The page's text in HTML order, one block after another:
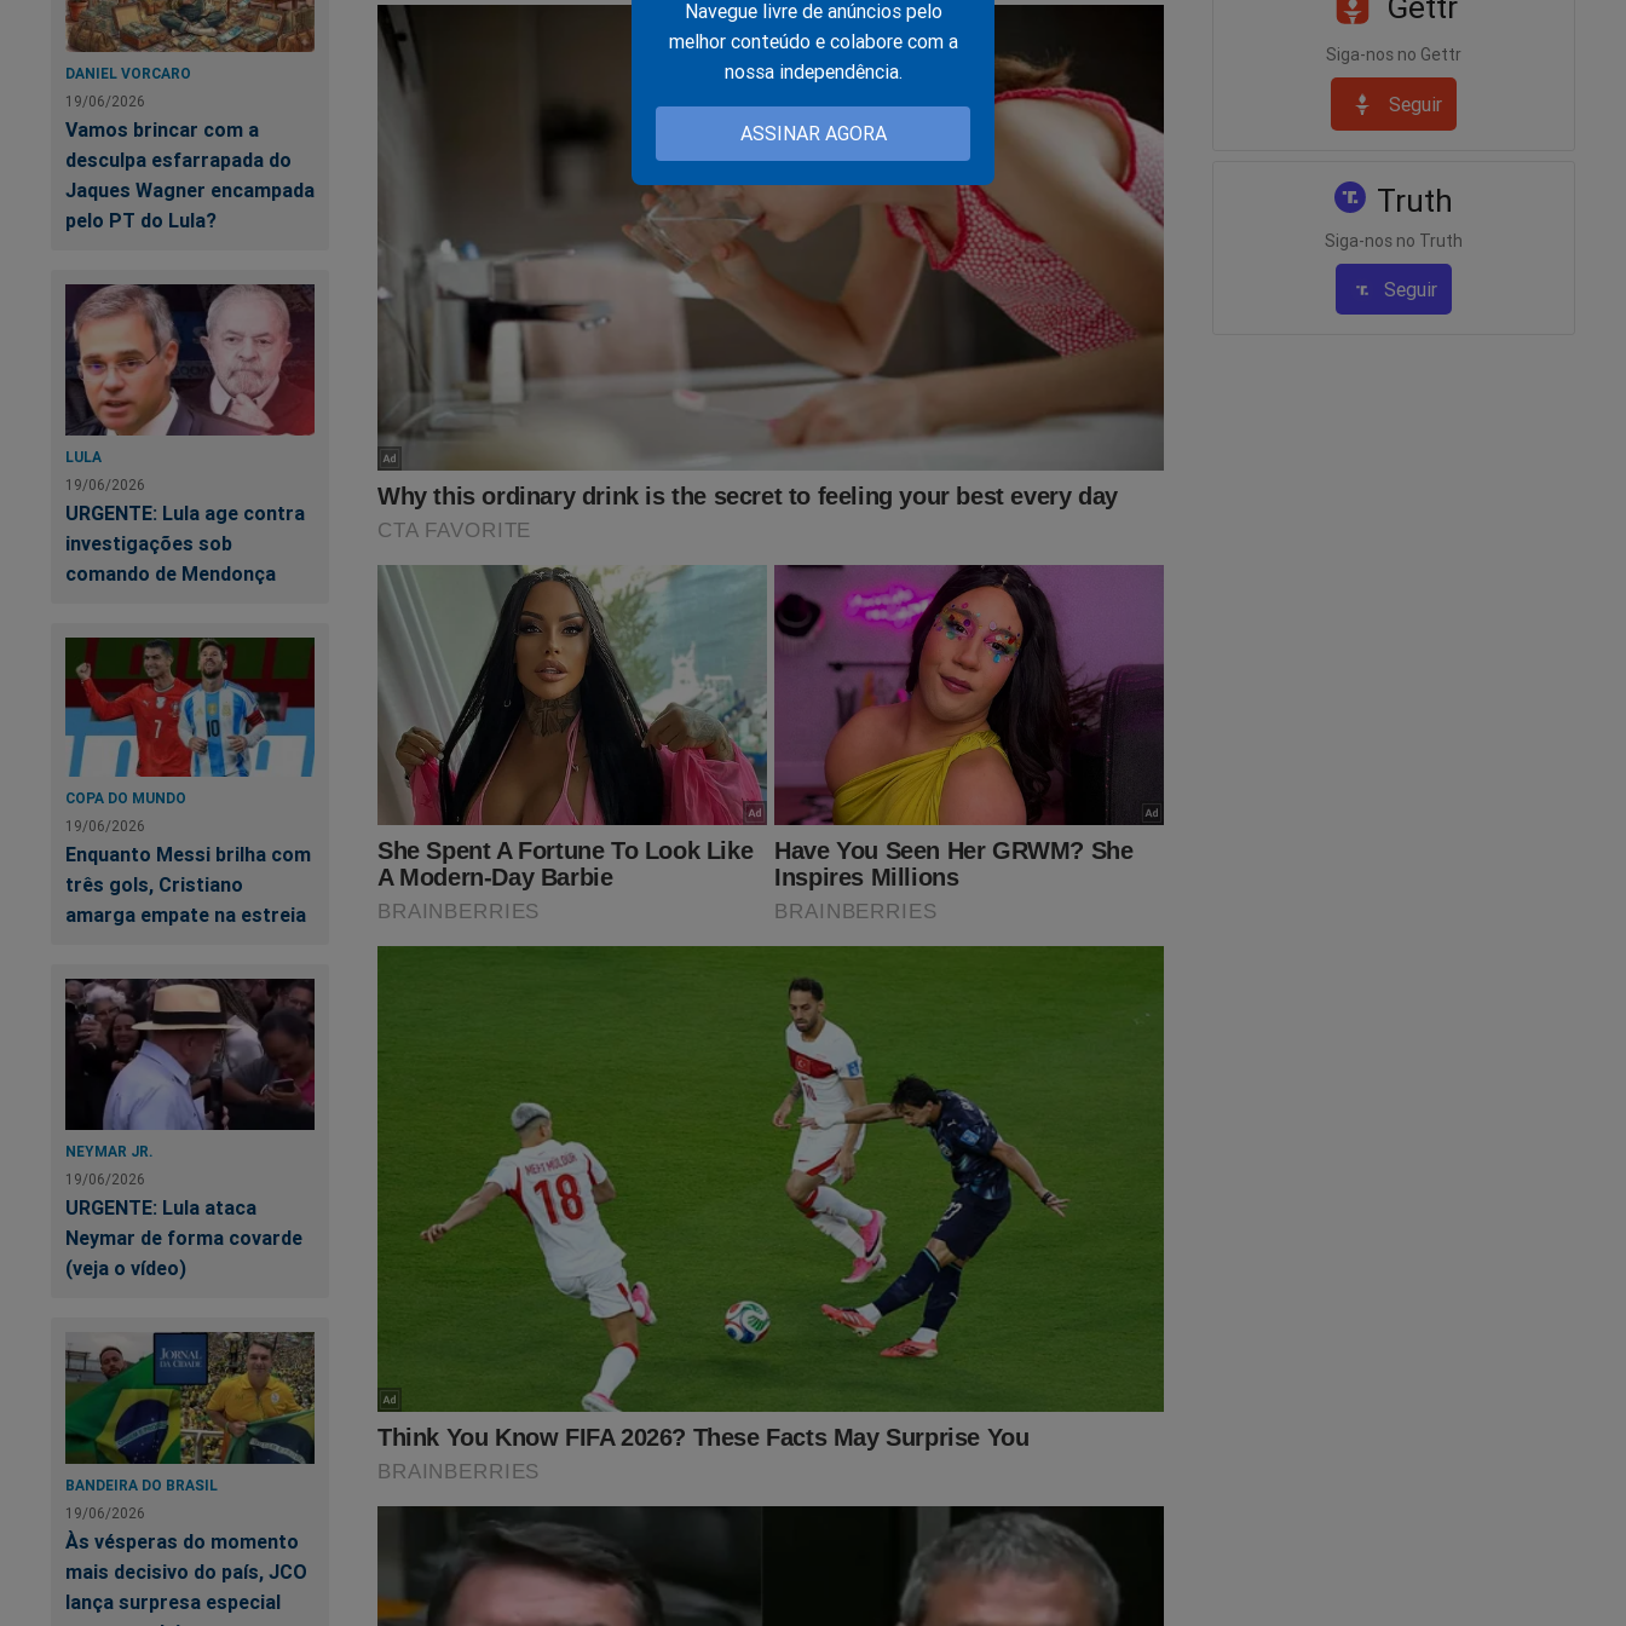
Navegue livre de anúncios pelo
melhor conteúdo e colabore com a
nossa independência.
ASSINAR AGORA
DANIEL VORCARO
19/06/2026
Vamos brincar com a
desculpa esfarrapada do
Jaques Wagner encampada
pelo PT do Lula?
LULA
19/06/2026
URGENTE: Lula age contra
investigações sob
comando de Mendonça
COPA DO MUNDO
19/06/2026
Enquanto Messi brilha com
três gols, Cristiano
amarga empate na estreia
NEYMAR JR.
19/06/2026
URGENTE: Lula ataca
Neymar de forma covarde
(veja o vídeo)
BANDEIRA DO BRASIL
19/06/2026
Às vésperas do momento
mais decisivo do país, JCO
lança surpresa especial
Você, leitor do JCO, tem visto as movimentações internacionais que podem atingir o ministro
Alexandre de Moraes? O próprio JCO já foi vítima da perseguição e censura imposta pelo
judiciário. Foi devastador! Sobrevivemos graças a ajuda de nossos assinantes e parceiros
comerciais. Para fortelecer a nossa batalha, considere se tornar um
assinante,o que lhe dará
o direito de assistir o primeiro
PODCASTconservador do Brasil e ter acesso exclusivo ao
conteúdo da Revista A Verdade, onde os "assuntos proibidos" no Brasil são revelados. Para
assinar, clique no link:
https://assinante.jornaldacidadeonline.com.br/apresentacao
Outra forma de você apoiar o JCO é comprando um livro! Temos muitas opções! Neste
momento uma promoção imperdível está disponível exclusivamente para os leitores do JCO.
SãoTRÊS livros(sobre o STF, Lula e as eleições 2022) por apenas R$ 69,90. Basta clicar no
link abaixo:
https://realiser.com.br/
O próprio Bolsonaro já conhece os livros:
Siga-nos no Gettr
Seguir
Truth
Siga-nos no Truth
Seguir